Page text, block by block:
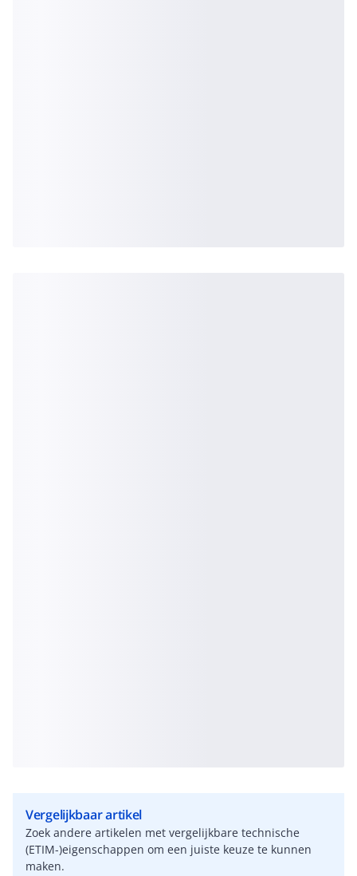
Vergelijkbaar artikel
Zoek andere artikelen met vergelijkbare technische
(ETIM-)eigenschappen om een juiste keuze te kunnen
maken.